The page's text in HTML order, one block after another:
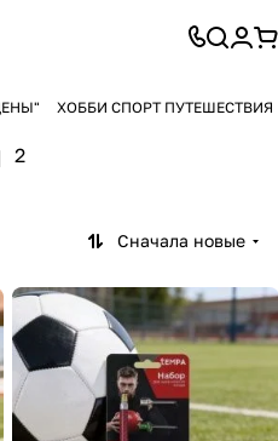
ХОББИ СПОРТ ПУТЕШЕСТВИЯ
2
Сначала новые